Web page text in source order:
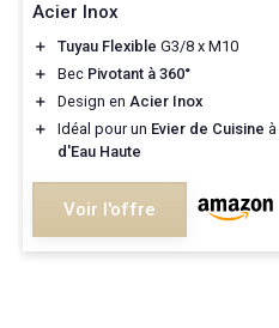
Acier Inox
＋ Tuyau Flexible G3/8 x M10
＋
Bec Pivotant à 360°
＋
Design en Acier Inox
＋
Idéal pour un Evier de Cuisine à
d'Eau Haute
Voir l'offre